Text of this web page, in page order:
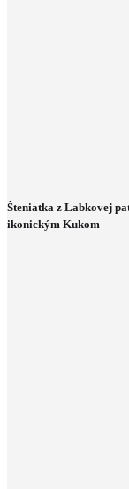
Šteniatka z Labkovej
ikonickým Kukom